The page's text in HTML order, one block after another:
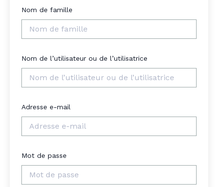
Nom de famille
Nom de l’utilisateur ou de l’utilisatrice
Adresse e-mail
Mot de passe